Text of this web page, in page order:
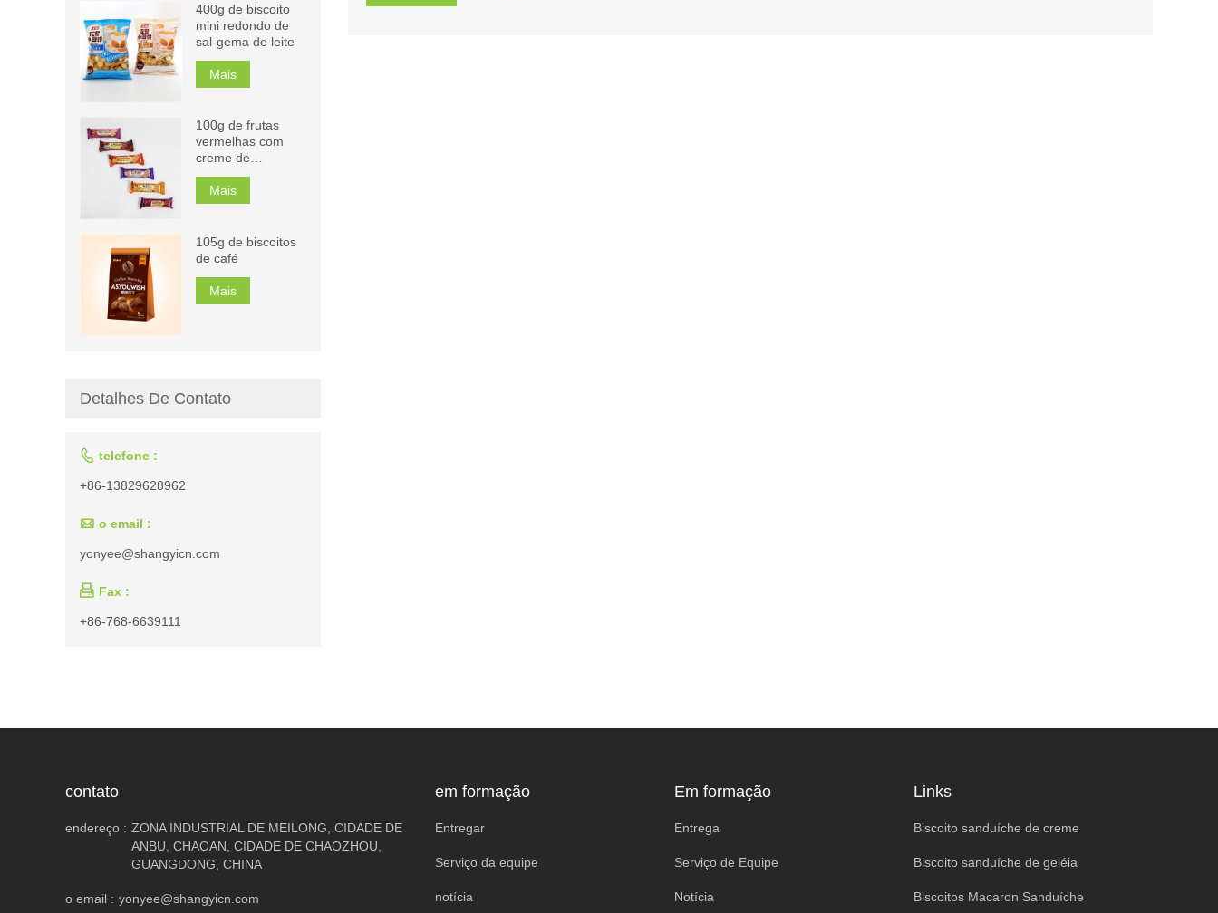
400g de biscoito
mini redondo de
sal-gema de leite
Mais
100g de frutas
vermelhas com
creme de
chocolate,
cappuccino,
laranja, biscoitos,
Mais
105g de biscoitos
de café
Mais
Detalhes De Contato
 telefone :
+86-13829628962
 o email :
yonyee@shangyicn.com
 Fax :
+86-768-6639111
contato
endereço : ZONA INDUSTRIAL DE MEILONG, CIDADE DE
ANBU, CHAOAN, CIDADE DE CHAOZHOU,
GUANGDONG, CHINA
o email : yonyee@shangyicn.com
em formação
Entregar
Serviço da equipe
notícia
Em formação
Entrega
Serviço de Equipe
Notícia
Links
Biscoito sanduíche de creme
Biscoito sanduíche de geléia
Biscoitos Macaron Sanduíche